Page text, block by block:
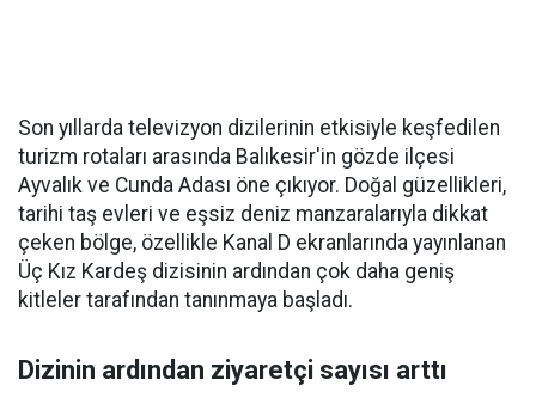
Son yıllarda televizyon dizilerinin etkisiyle keşfedilen
turizm rotaları arasında Balıkesir'in gözde ilçesi
Ayvalık ve Cunda Adası öne çıkıyor. Doğal güzellikleri,
tarihi taş evleri ve eşsiz deniz manzaralarıyla dikkat
çeken bölge, özellikle Kanal D ekranlarında yayınlanan
Üç Kız Kardeş dizisinin ardından çok daha geniş
kitleler tarafından tanınmaya başladı.
Dizinin ardından ziyaretçi sayısı arttı